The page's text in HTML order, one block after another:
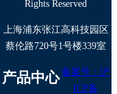
产品中心
Rights Reserved
上海浦东张江高科技园区
蔡伦路720号1号楼339室
备案号：沪
ICP备